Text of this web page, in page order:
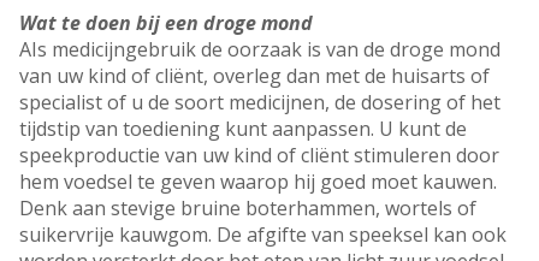
Wat te doen bij een droge mond
AIs medicijngebruik de oorzaak is van de droge mond
van uw kind of cliënt, overleg dan met de huisarts of
specialist of u de soort medicijnen, de dosering of het
tijdstip van toediening kunt aanpassen. U kunt de
speekproductie van uw kind of cliënt stimuleren door
hem voedsel te geven waarop hij goed moet kauwen.
Denk aan stevige bruine boterhammen, wortels of
suikervrije kauwgom. De afgifte van speeksel kan ook